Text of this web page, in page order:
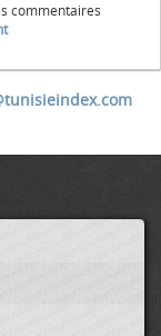
commentaires